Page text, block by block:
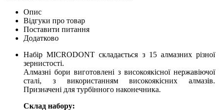
Опис
Відгуки про товар
Поставити питання
Додатково
Набір MICRODONT складається з 15 алмазних різної
зернистості.
Алмазні бори виготовлені з високоякісної нержавіючої
сталі, з використанням високоякісних алмазів.
Призначені для турбінного наконечника.
Склад набору: